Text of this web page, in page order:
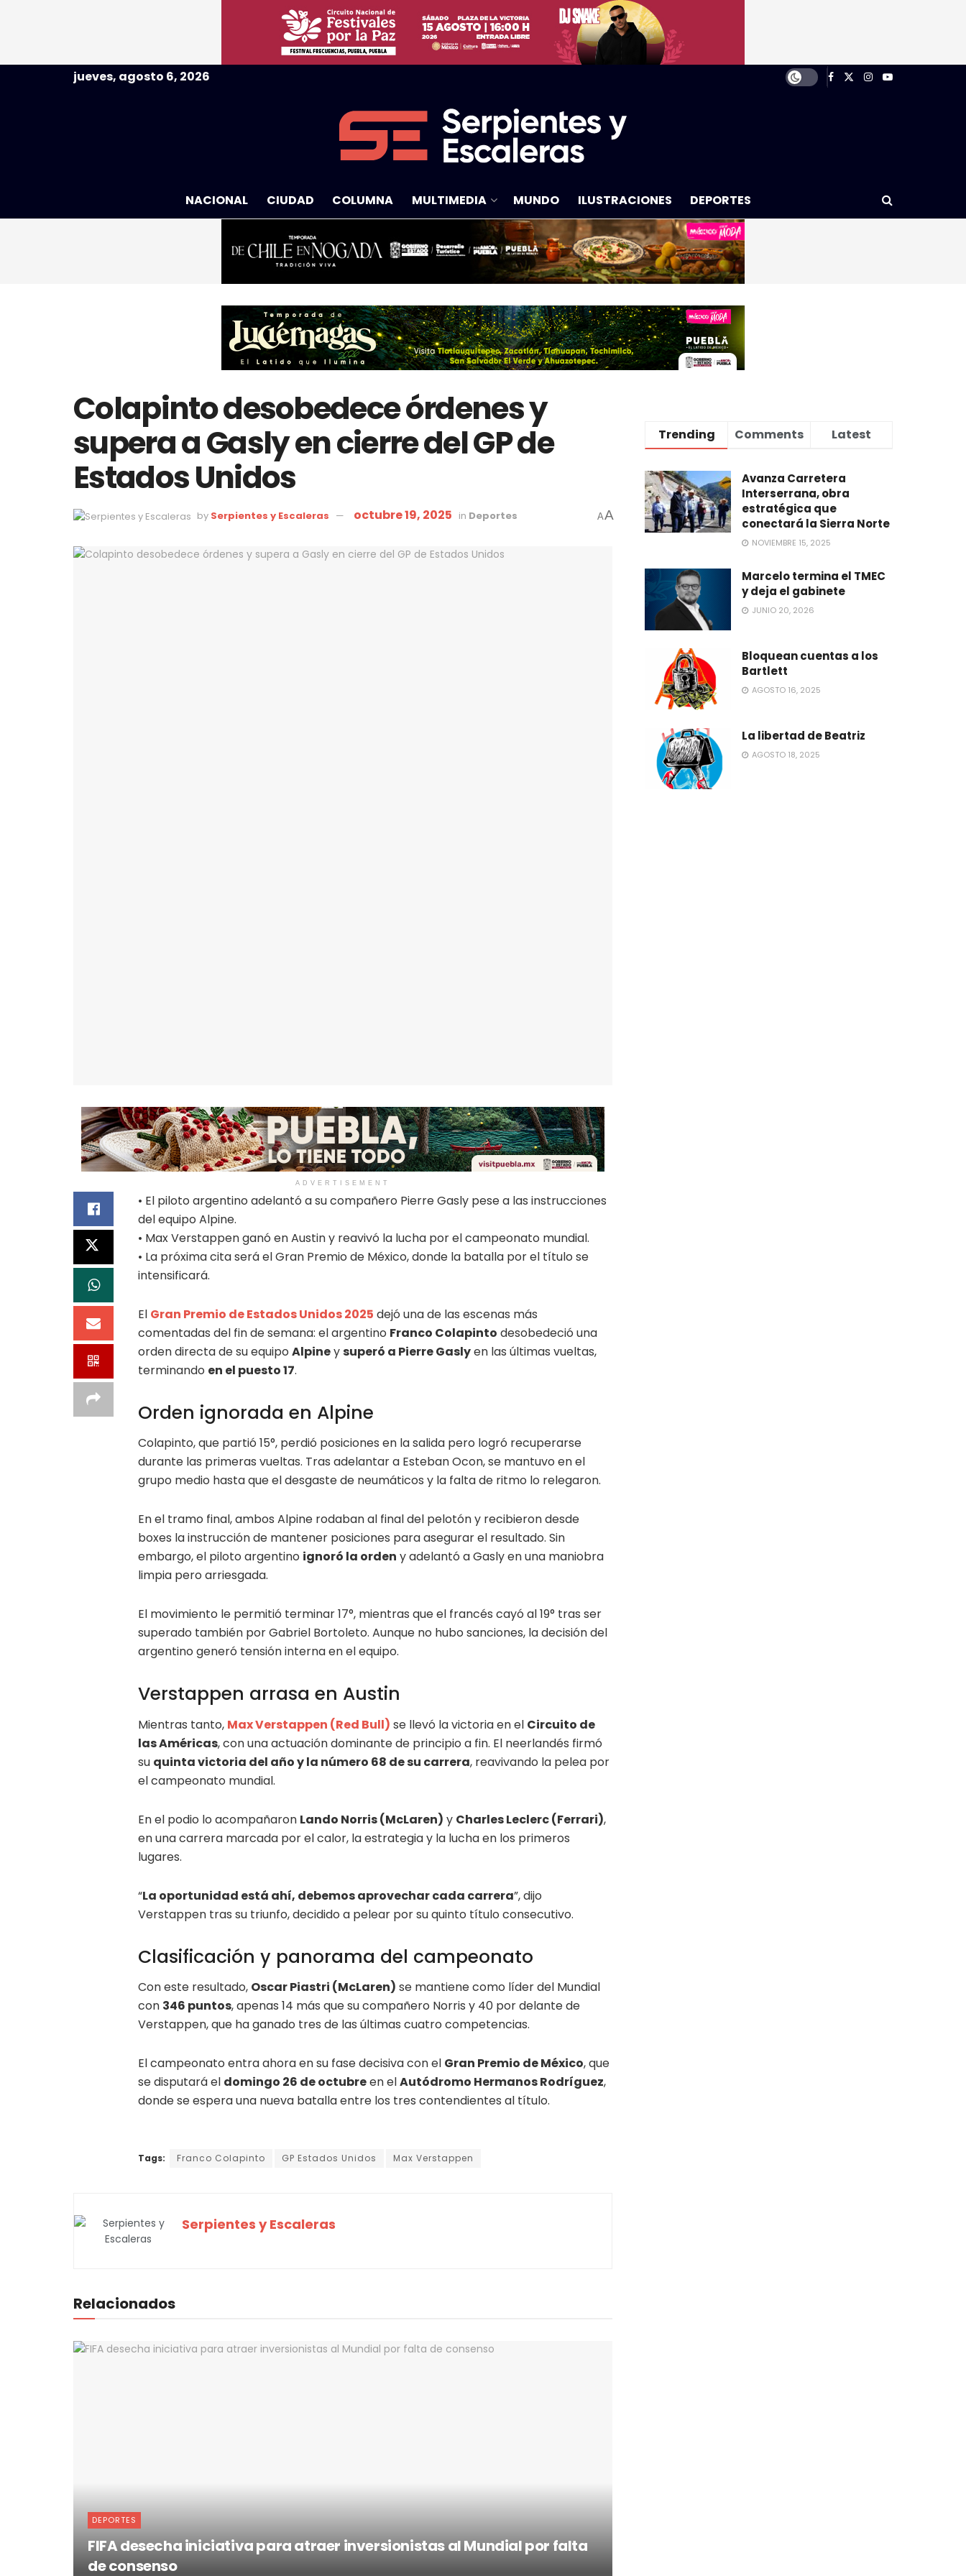
jueves, agosto 6, 2026
NACIONAL CIUDAD COLUMNA MULTIMEDIA MUNDO ILUSTRACIONES DEPORTES
Colapinto desobedece órdenes y
supera a Gasly en cierre del GP de
Estados Unidos
by Serpientes y Escaleras octubre 19, 2025 in Deportes AA
ADVERTISEMENT
• El piloto argentino adelantó a su compañero Pierre Gasly pese a las instrucciones
del equipo Alpine.
• Max Verstappen ganó en Austin y reavivó la lucha por el campeonato mundial.
• La próxima cita será el Gran Premio de México, donde la batalla por el título se
intensificará.
El Gran Premio de Estados Unidos 2025 dejó una de las escenas más
comentadas del fin de semana: el argentino Franco Colapinto desobedeció una
orden directa de su equipo Alpineysuperó a Pierre Gaslyen las últimas vueltas,
terminando en el puesto 17.
Orden ignorada en Alpine
Colapinto, que partió 15°, perdió posiciones en la salida pero logró recuperarse
durante las primeras vueltas. Tras adelantar a Esteban Ocon, se mantuvo en el
grupo medio hasta que el desgaste de neumáticos y la falta de ritmo lo relegaron.
En el tramo final, ambos Alpine rodaban al final del pelotón y recibieron desde
boxes la instrucción de mantener posiciones para asegurar el resultado. Sin
embargo, el piloto argentino ignoró la orden y adelantó a Gasly en una maniobra
limpia pero arriesgada.
El movimiento le permitió terminar 17°, mientras que el francés cayó al 19° tras ser
superado también por Gabriel Bortoleto. Aunque no hubo sanciones, la decisión del
argentino generó tensión interna en el equipo.
Verstappen arrasa en Austin
Mientras tanto, Max Verstappen (Red Bull) se llevó la victoria en el Circuito de
las Américas, con una actuación dominante de principio a fin. El neerlandés firmó
su quinta victoria del año y la número 68 de su carrera, reavivando la pelea por
el campeonato mundial.
En el podio lo acompañaron Lando Norris (McLaren) y Charles Leclerc (Ferrari),
en una carrera marcada por el calor, la estrategia y la lucha en los primeros
lugares.
“La oportunidad está ahí, debemos aprovechar cada carrera”, dijo
Verstappen tras su triunfo, decidido a pelear por su quinto título consecutivo.
Clasificación y panorama del campeonato
Con este resultado, Oscar Piastri (McLaren) se mantiene como líder del Mundial
con 346 puntos, apenas 14 más que su compañero Norris y 40 por delante de
Verstappen, que ha ganado tres de las últimas cuatro competencias.
El campeonato entra ahora en su fase decisiva con el Gran Premio de México, que
se disputará el domingo 26 de octubreen elAutódromo Hermanos Rodríguez,
donde se espera una nueva batalla entre los tres contendientes al título.
Tags: Franco Colapinto GP Estados Unidos Max Verstappen
Serpientes y Escaleras
Relacionados
DEPORTES
FIFA desecha iniciativa para atraer inversionistas al Mundial por falta
de consenso
Trending Comments Latest
Avanza Carretera
Interserrana, obra
estratégica que
conectará la Sierra Norte
NOVIEMBRE 15, 2025
Marcelo termina el TMEC
y deja el gabinete
JUNIO 20, 2026
Bloquean cuentas a los
Bartlett
AGOSTO 16, 2025
La libertad de Beatriz
AGOSTO 18, 2025